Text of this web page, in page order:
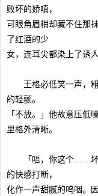
败坏的娇嗔，
可眼角眉梢却藏不住那
了红酒的少
女，连耳尖都染上了诱人
王格必低笑一声，粗
的轻颤。
「不放。」他故意压低
里格外清晰。
「唔，你这个……坏
的快感打断，
化作一声甜腻的呜咽。